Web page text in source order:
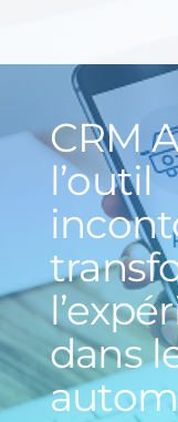
CRM
l’outil
dans